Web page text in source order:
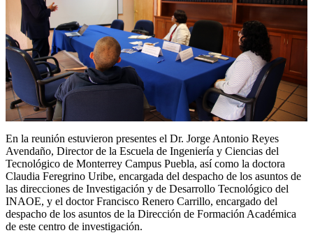
En la reunión estuvieron presentes el Dr. Jorge Antonio Reyes
Avendaño, Director de la Escuela de Ingeniería y Ciencias del
Tecnológico de Monterrey Campus Puebla, así como la doctora
Claudia Feregrino Uribe, encargada del despacho de los asuntos de
las direcciones de Investigación y de Desarrollo Tecnológico del
INAOE, y el doctor Francisco Renero Carrillo, encargado del
despacho de los asuntos de la Dirección de Formación Académica
de este centro de investigación.